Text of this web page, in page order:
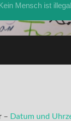
Mensch ist illegal
– Datum und